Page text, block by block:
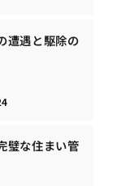
遭遇と駆除の
璧な住まい管